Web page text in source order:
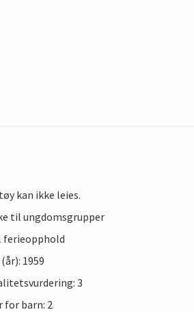
kan ikke leies.
til ungdomsgrupper
ferieopphold
1959
3
for barn: 2